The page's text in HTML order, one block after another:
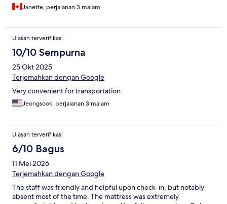
Janette, perjalanan 3 malam
Ulasan terverifikasi
10/10 Sempurna
25 Okt 2025
Terjemahkan dengan Google
Very convenient for transportation.
Jeongsook, perjalanan 3 malam
Ulasan terverifikasi
6/10 Bagus
11 Mei 2026
Terjemahkan dengan Google
The staff was friendly and helpful upon check-in, but notably
absent most of the time. The mattress was extremely